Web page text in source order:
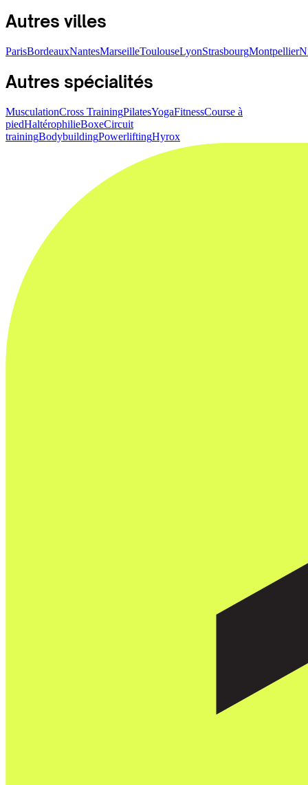
Autres villes
ParisBordeauxNantesMarseilleToulouseLyonStrasbourgMontpellier
Autres spécialités
MusculationCross TrainingPilatesYogaFitnessCourse à
piedHaltérophilieBoxeCircuit
trainingBodybuildingPowerliftingHyrox